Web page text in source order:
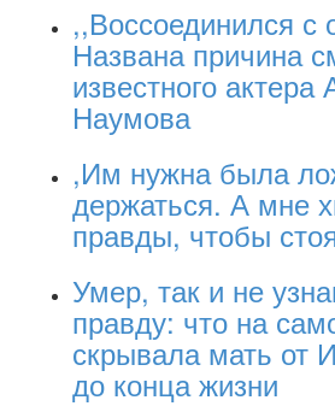
,,Воссоединился с
Названа причина
известного актера
Наумова
,Им нужна была
держаться. А мне
правды, чтобы
Умер, так и не
правду: что на
скрывала мать от
до конца жизни